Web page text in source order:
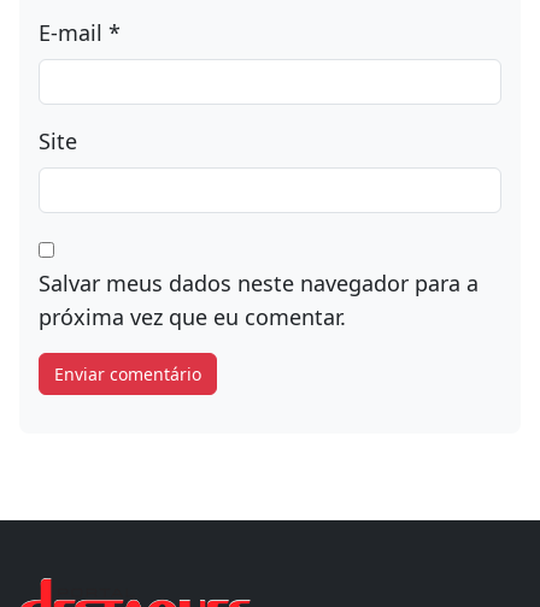
E-mail*
Site
Salvar meus dados neste navegador para a
próxima vez que eu comentar.